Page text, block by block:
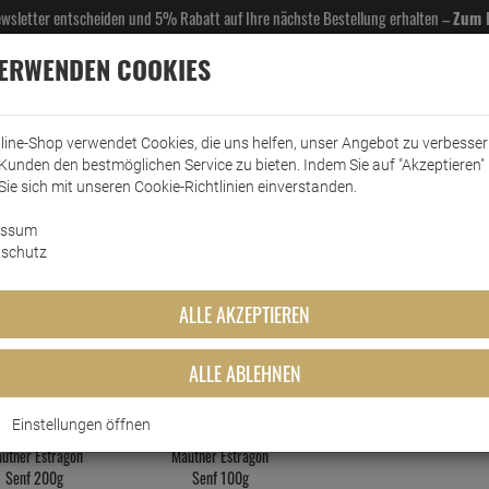
entscheiden und 5% Rabatt auf Ihre nächste Bestellung erhalten –Zum
& GASTROBEDARF DROGERIE KÜCHE & HAUSHALT KFZ
Senf
PRODUKTE DIESER
Estragon
Senf 200g
Mautner Estragon
Senf 100g
COOKIES
Shop verwendet Cookies, die uns helfen, unser Angebot zu
den bestmöglichen Service zu bieten. Indem Sie auf "Akzeptieren"
sich mit unseren Cookie-Richtlinien einverstanden.
ALLE AKZEPTIEREN
ALLE ABLEHNEN
Einstellungen öffnen